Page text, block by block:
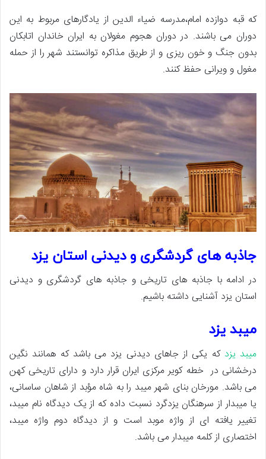
که قبه دوازده امام،مدرسه ضیاء الدین از یادگارهای مربوط به این
دوران می باشند. در دوران هجوم مغولان به ایران خاندان اتابکان
بدون جنگ و خون ریزی و از طریق مذاکره توانستند شهر را از حمله
مغول و ویرانی حفظ کنند.
جاذبه های گردشگری و دیدنی استان یزد
در ادامه با جاذبه های تاریخی و جاذبه های گردشگری و دیدنی
استان یزد آشنایی داشته باشیم.
میبد یزد
میبد یزد که یکی از جاهای دیدنی یزد می باشد که همانند نگین
درخشانی در خطه کویر مرکزی ایران قرار دارد و دارای تاریخی کهن
می باشد. مورخان بنای شهر میبد را به شاه مؤبد از شاهان ساسانی،
یا میبدار از سرهنگان یزدگرد نسبت داده که از یک دیدگاه نام میبد،
تغییر یافته ای از واژه موبد است و از دیدگاه دوم واژه میبد،
اختصاری از کلمه میبدار می باشد.